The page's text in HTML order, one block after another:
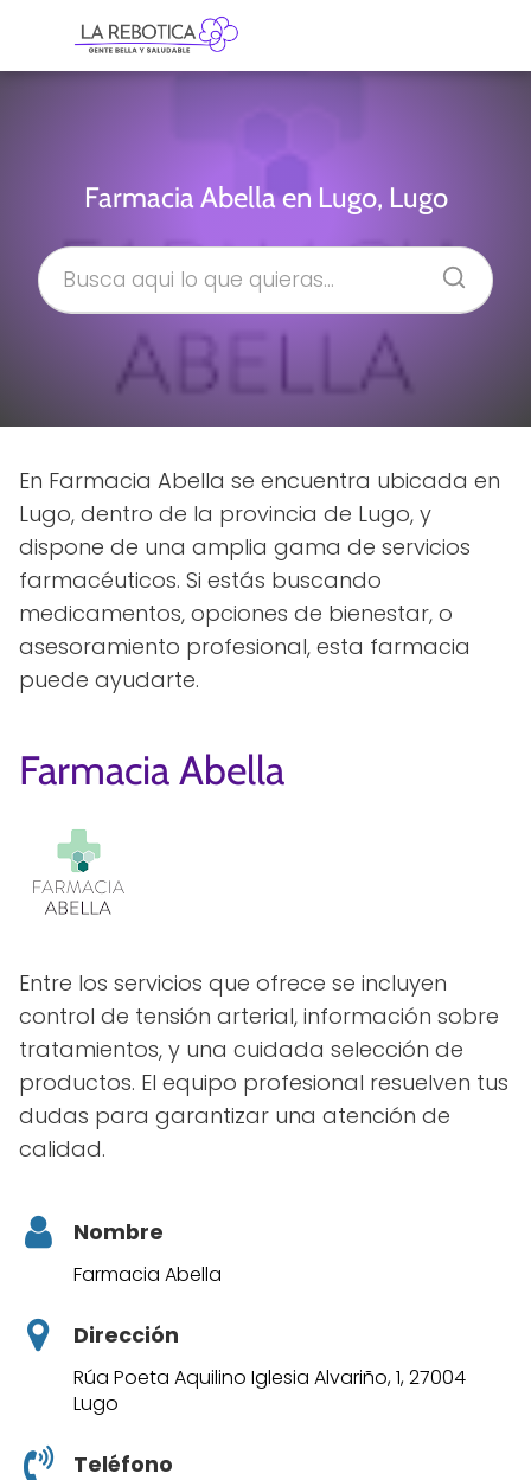
Farmacia Abella en Lugo, Lugo
En Farmacia Abella se encuentra ubicada en
Lugo, dentro de la provincia de Lugo, y
dispone de una amplia gama de servicios
farmacéuticos. Si estás buscando
medicamentos, opciones de bienestar, o
asesoramiento profesional, esta farmacia
puede ayudarte.
Farmacia Abella
Entre los servicios que ofrece se incluyen
control de tensión arterial, información sobre
tratamientos, y una cuidada selección de
productos. El equipo profesional resuelven tus
dudas para garantizar una atención de
calidad.
Nombre
Farmacia Abella
Dirección
Rúa Poeta Aquilino Iglesia Alvariño, 1, 27004
Lugo
Teléfono